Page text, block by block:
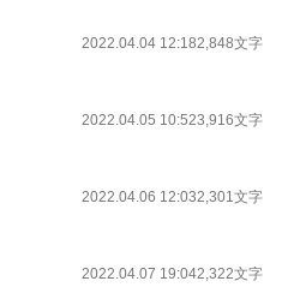
2022.04.04 12:182,848文字
2022.04.05 10:523,916文字
2022.04.06 12:032,301文字
2022.04.07 19:042,322文字